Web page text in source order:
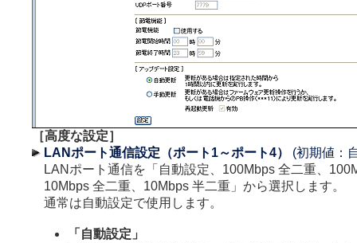
［高度な設定］
LANポート通信設定（ポート1～ポート4）
(初期値：
LANポート通信を「自動設定、100Mbps 全二重、
10Mbps 全二重、10Mbps 半二重」から選択します。
通常は自動設定で使用します。
「自動設定」